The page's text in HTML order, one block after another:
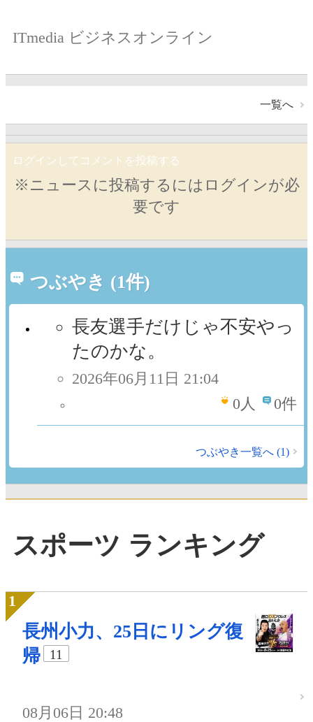
ITmedia ビジネスオンライン
一覧へ
ログインしてコメントを投稿する
※ニュースに投稿するにはログインが必
要です
つぶやき (1件)
長友選手だけじゃ不安やっ
たのかな。
2026年06月11日 21:04
0 人 0件
つぶやき一覧へ (1)
スポーツ ランキング
長州小力、25日にリング復
帰
11
08月06日 20:48